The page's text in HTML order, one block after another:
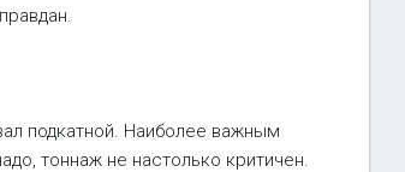
подкатной. Наиболее важным
тоннаж не настолько критичен.